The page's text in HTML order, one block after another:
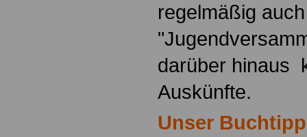
regelmäßig
darüber hinaus
Auskünfte.
Unser Buchtipp